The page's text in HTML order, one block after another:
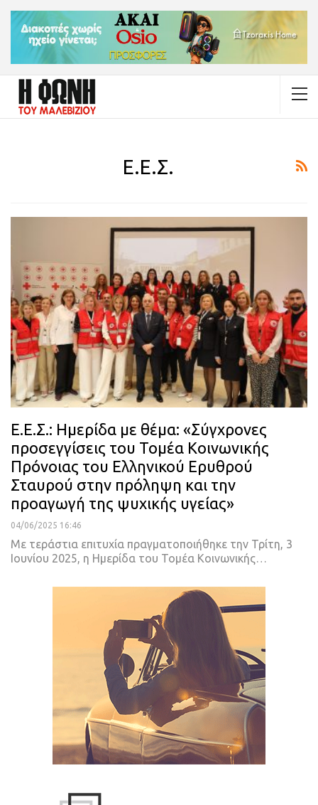
Ε.Ε.Σ.
Ε.Ε.Σ.: Ημερίδα με θέμα: «Σύγχρονες
προσεγγίσεις του Τομέα Κοινωνικής
Πρόνοιας του Ελληνικού Ερυθρού
Σταυρού στην πρόληψη και την
προαγωγή της ψυχικής υγείας»
04/06/2025 16:46
Με τεράστια επιτυχία πραγματοποιήθηκε την Τρίτη, 3
Ιουνίου 2025, η Ημερίδα του Τομέα Κοινωνικής…